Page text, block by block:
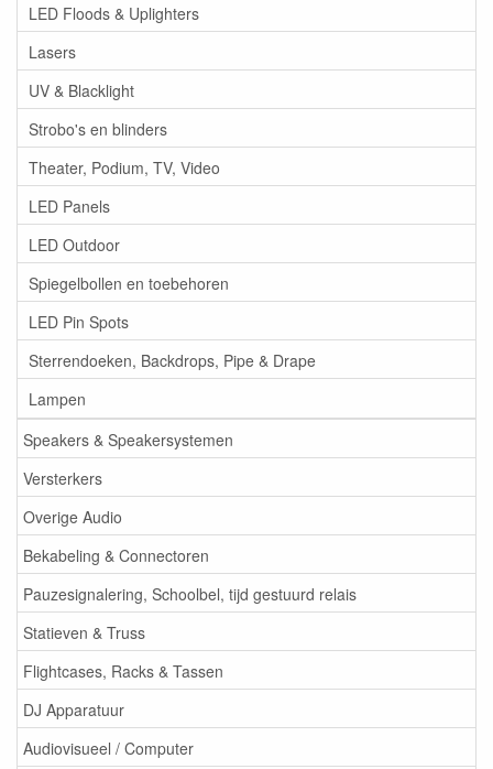
LED Floods & Uplighters
Lasers
UV & Blacklight
Strobo's en blinders
Theater, Podium, TV, Video
LED Panels
LED Outdoor
Spiegelbollen en toebehoren
LED Pin Spots
Sterrendoeken, Backdrops, Pipe & Drape
Lampen
Speakers & Speakersystemen
Versterkers
Overige Audio
Bekabeling & Connectoren
Pauzesignalering, Schoolbel, tijd gestuurd relais
Statieven & Truss
Flightcases, Racks & Tassen
DJ Apparatuur
Audiovisueel / Computer